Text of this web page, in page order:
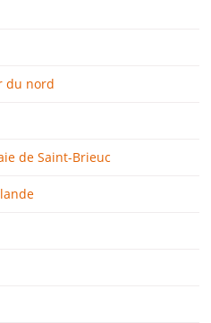
du nord
de Saint-Brieuc